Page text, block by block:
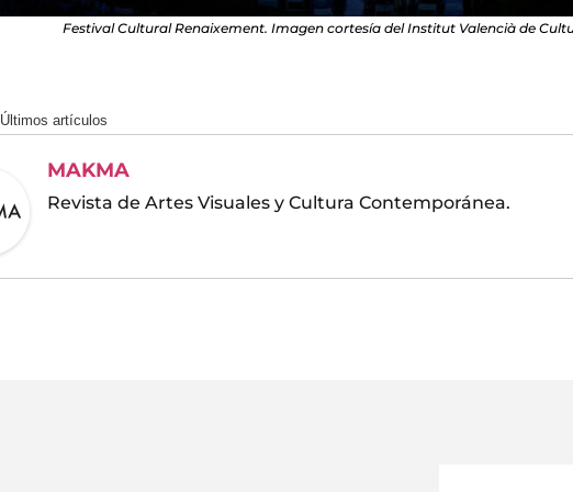
Festival Cultural Renaixement. Imagen cortesía del Institut Valencià de
Últimos artículos
MAKMA
Revista de Artes Visuales y Cultura Contemporánea.